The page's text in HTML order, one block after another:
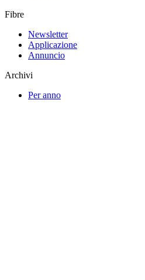
Fibre
Newsletter
Applicazione
Annuncio
Archivi
Per anno